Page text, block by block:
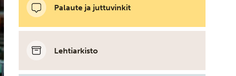
Palaute ja juttuvinkit
Lehtiarkisto